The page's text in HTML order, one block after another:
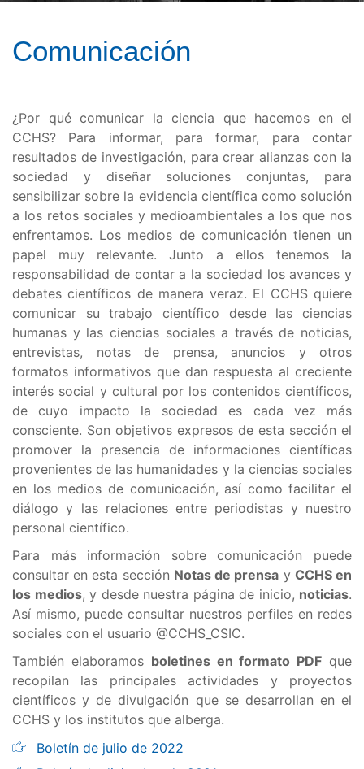
Comunicación
¿Por qué comunicar la ciencia que hacemos en el
CCHS? Para informar, para formar, para contar
resultados de investigación, para crear alianzas con la
sociedad y diseñar soluciones conjuntas, para
sensibilizar sobre la evidencia científica como solución
a los retos sociales y medioambientales a los que nos
enfrentamos. Los medios de comunicación tienen un
papel muy relevante. Junto a ellos tenemos la
responsabilidad de contar a la sociedad los avances y
debates científicos de manera veraz. El CCHS quiere
comunicar su trabajo científico desde las ciencias
humanas y las ciencias sociales a través de noticias,
entrevistas, notas de prensa, anuncios y otros
formatos informativos que dan respuesta al creciente
interés social y cultural por los contenidos científicos,
de cuyo impacto la sociedad es cada vez más
consciente. Son objetivos expresos de esta sección el
promover la presencia de informaciones científicas
provenientes de las humanidades y la ciencias sociales
en los medios de comunicación, así como facilitar el
diálogo y las relaciones entre periodistas y nuestro
personal científico.
Para más información sobre comunicación puede
consultar en esta sección Notas de prensa y CCHS en
los medios, y desde nuestra página de inicio, noticias.
Así mismo, puede consultar nuestros perfiles en redes
sociales con el usuario @CCHS_CSIC.
También elaboramos boletines en formato PDF que
recopilan las principales actividades y proyectos
científicos y de divulgación que se desarrollan en el
CCHS y los institutos que alberga.
Boletín de julio de 2022